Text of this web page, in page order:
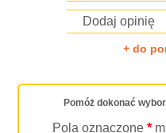
Dodaj opinię
+ do
Pomóż dokonać
Pola oznaczone *